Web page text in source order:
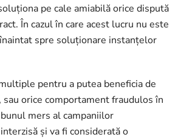
pe cale amiabilă orice dispută
În cazul în care acest lucru nu este
spre soluționare instanțelor
pentru a putea beneficia de
orice comportament fraudulos în
mers al campaniilor
și va fi considerată o